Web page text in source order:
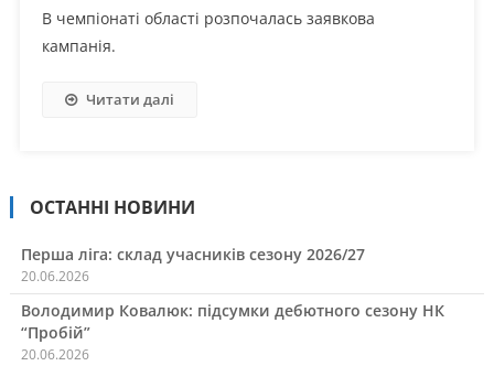
В чемпіонаті області розпочалась заявкова
кампанія.
Читати далі
ОСТАННІ НОВИНИ
Перша ліга: склад учасників сезону 2026/27
20.06.2026
Володимир Ковалюк: підсумки дебютного сезону НК
“Пробій”
20.06.2026